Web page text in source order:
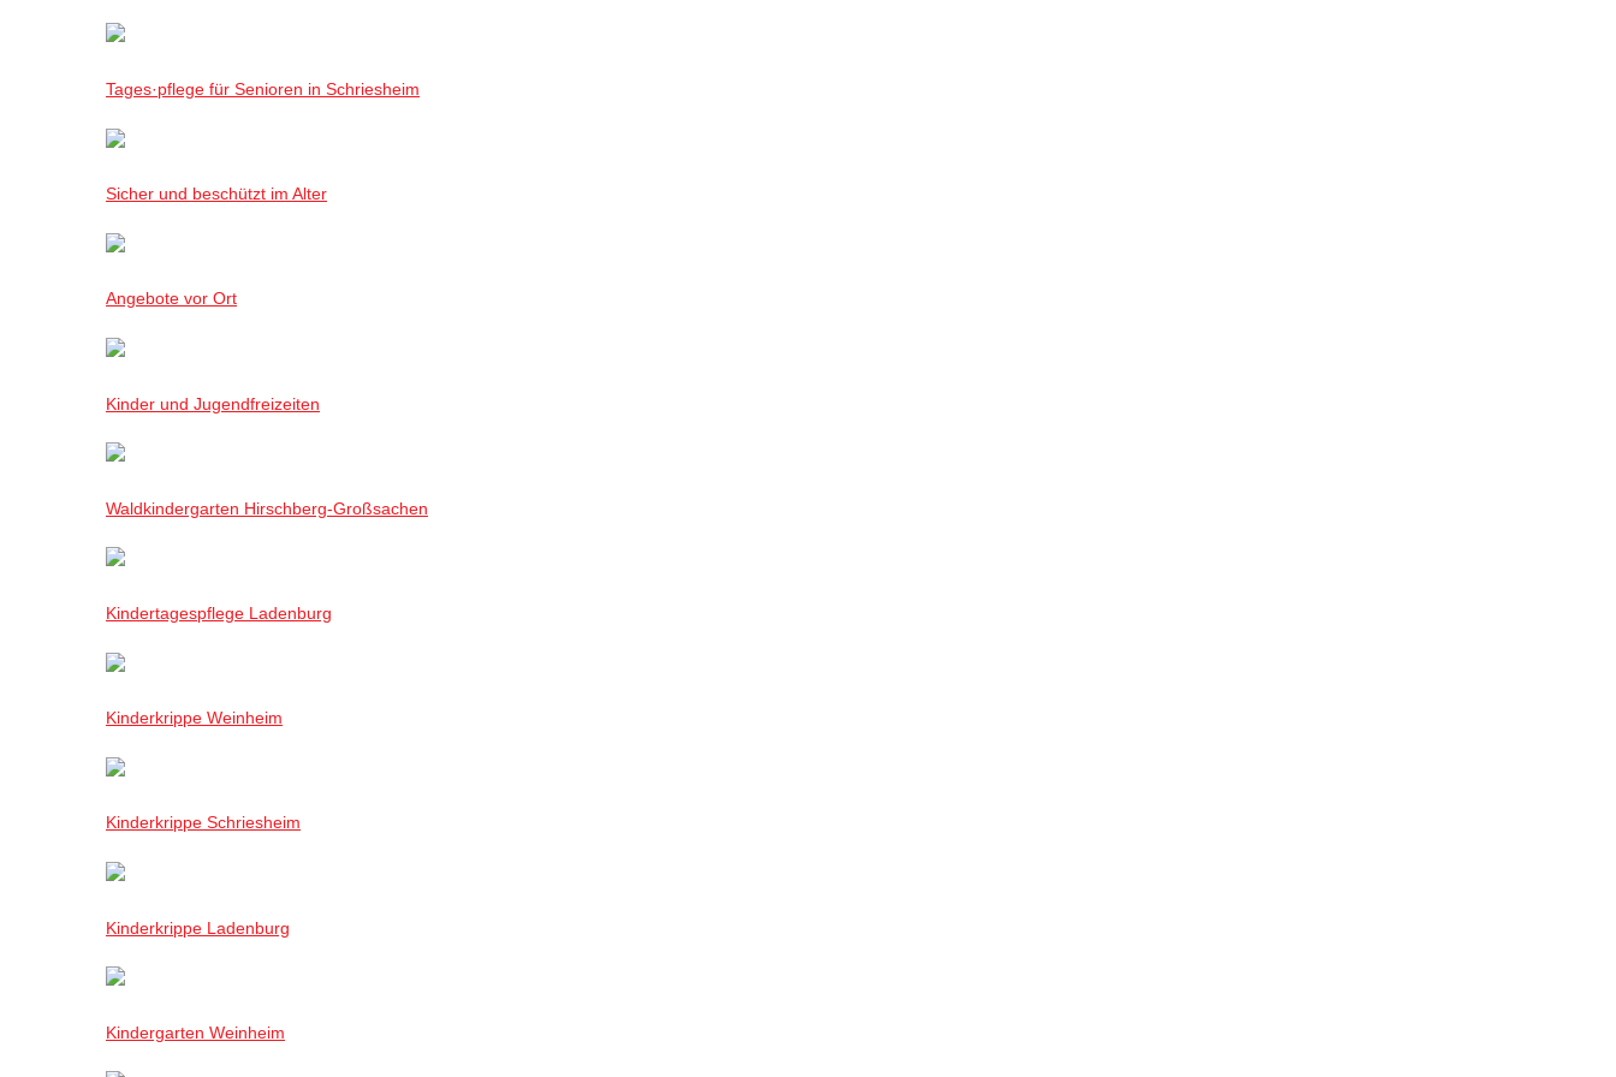
Tages·pflege für Senioren in Schriesheim
Sicher und beschützt im Alter
Angebote vor Ort
Kinder und Jugendfreizeiten
Waldkindergarten Hirschberg-Großsachen
Kindertagespflege Ladenburg
Kinderkrippe Weinheim
Kinderkrippe Schriesheim
Kinderkrippe Ladenburg
Kindergarten Weinheim